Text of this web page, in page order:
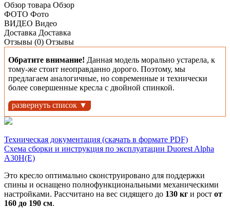
Обзор товара Обзор
ФОТО Фото
ВИДЕО Видео
Доставка Доставка
Отзывы (0) Отзывы
Обратите внимание! Данная модель морально устарела, к
тому-же стоит неоправданно дорого. Поэтому, мы
предлагаем аналогичные, но современные и технически
более совершенные кресла с двойной спинкой.
развернуть список ▼
Техническая документация (скачать в формате PDF)
Схема сборки и инструкция по эксплуатации Duorest Alpha
A30H(E)
Это кресло оптимально сконструировано для поддержки
спины и оснащено полнофункциональными механическими
настройками. Рассчитано на вес сидящего до 130 кг и рост от
160 до 190 см.